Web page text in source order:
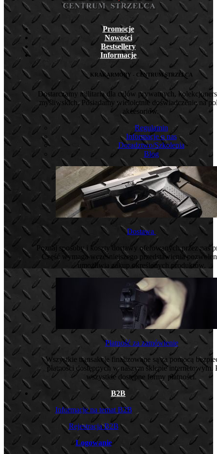
Promocje
Nowości
Bestsellery
Informacje
KRAKARMORY - CENTRUM STRZELCA
Dostarczamy militaria dla celów prywatnych,
myśliwskich. Posiadamy wieloletnie doświadczenie na
akcesoriów.
Regulamin
Informacje o nas
Doradztwo/Szkolenia
Blog
Dostawa
Poznaj sposoby i koszty dostawy oferowanych przez nas
Część wymaga wcześniejszego przedstawienia
umożliwia zakup określonych produktów.
Płatność za zamówienie
Wszystkie transakcje finalizowane są za pomocą
płatności dostępnych w naszym sklepie internetowym.
wszystkie dostępne formy płatności.
B2B
Informacje na temat B2B
Rejestracja B2B
Logowanie